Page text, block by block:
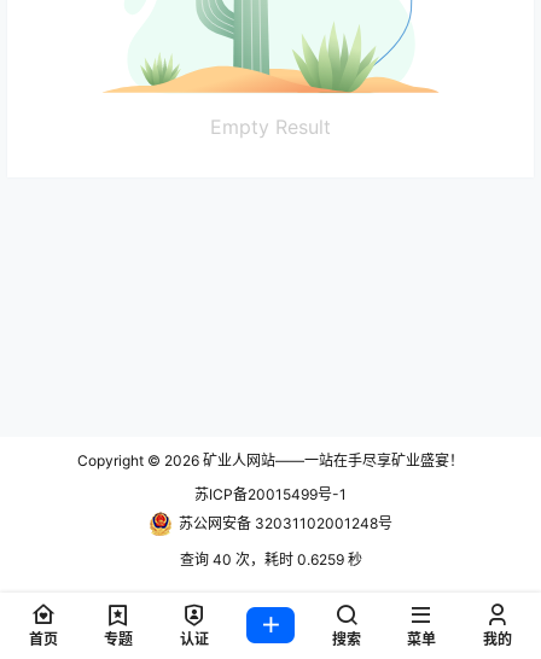
Empty Result
Copyright © 2026 矿业人网站——一站在手尽享矿业盛宴！
苏ICP备20015499号-1
苏公网安备 32031102001248号
查询 40 次，耗时 0.6259 秒
首页 专题 认证 搜索 菜单 我的